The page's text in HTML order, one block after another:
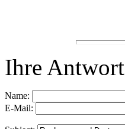
Ihre Antwort
Name:
E-Mail: